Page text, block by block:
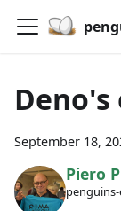
Deno's
September 18,
Piero